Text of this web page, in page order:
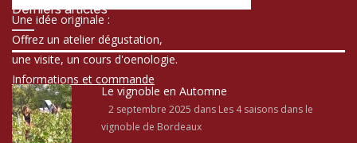
Une idée originale :
Offrez un atelier dégustation,
une visite, un cours d'oenologie.
Informations et commande
Derniers articles
Le vignoble en Automne
2 septembre 2025 dans Les 4 saisons dans le
vignoble de Bordeaux